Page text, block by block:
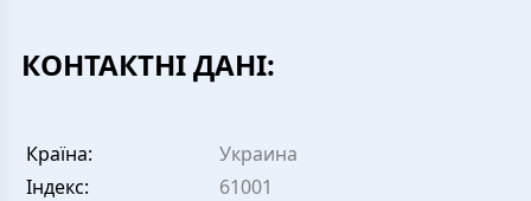
КОНТАКТНІ ДАНІ:
Країна:
Украина
Індекс:
61001